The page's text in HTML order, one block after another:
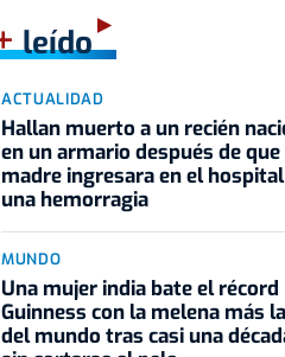
leído
ACTUALIDAD
Hallan muerto a un recién
en un armario después de
madre ingresara en el
una hemorragia
MUNDO
Una mujer india bate el récord
Guinness con la melena más
del mundo tras casi una